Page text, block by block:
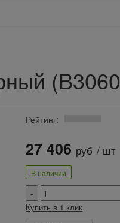
Рейтинг:
27 406 руб / шт
В наличии
Купить в 1 клик